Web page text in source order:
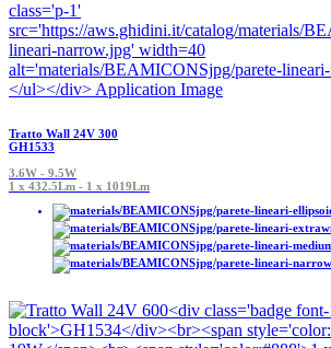
Tratto Wall 24V 300
GH1533
3.6W - 9.5W
1 x 432.5Lm - 1 x 1019Lm